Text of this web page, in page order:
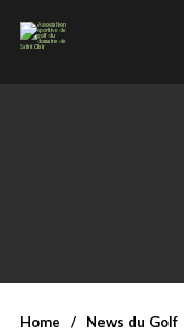
Home News du Golf